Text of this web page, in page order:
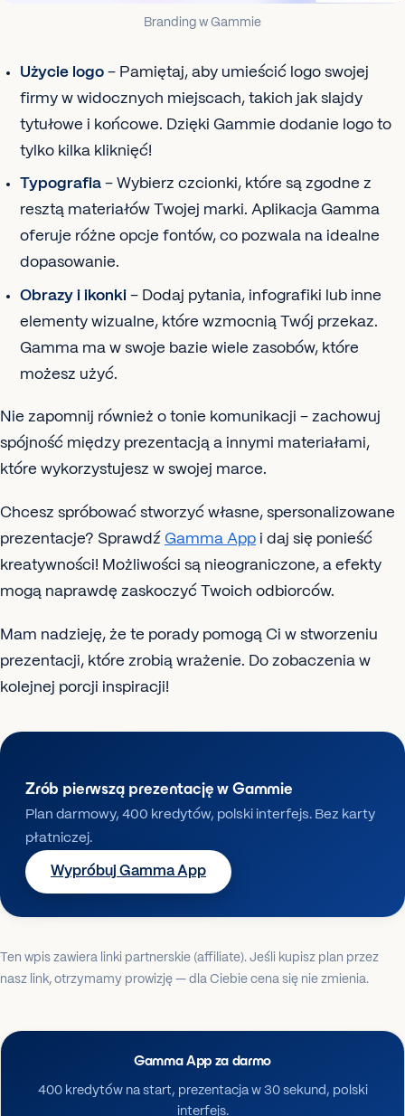
Branding w Gammie
Użycie logo – Pamiętaj, aby umieścić logo swojej
firmy w widocznych miejscach, takich jak slajdy
tytułowe i końcowe. Dzięki Gammie dodanie logo to
tylko kilka kliknięć!
Typografia – Wybierz czcionki, które są zgodne z
resztą materiałów Twojej marki. Aplikacja Gamma
oferuje różne opcje fontów, co pozwala na idealne
dopasowanie.
Obrazy i ikonki – Dodaj pytania, infografiki lub inne
elementy wizualne, które wzmocnią Twój przekaz.
Gamma ma w swoje bazie wiele zasobów, które
możesz użyć.
Nie zapomnij również o tonie komunikacji – zachowuj
spójność między prezentacją a innymi materiałami,
które wykorzystujesz w swojej marce.
Chcesz spróbować stworzyć własne, spersonalizowane
prezentacje? Sprawdź Gamma App i daj się ponieść
kreatywności! Możliwości są nieograniczone, a efekty
mogą naprawdę zaskoczyć Twoich odbiorców.
Mam nadzieję, że te porady pomogą Ci w stworzeniu
prezentacji, które zrobią wrażenie. Do zobaczenia w
kolejnej porcji inspiracji!
Zrób pierwszą prezentację w Gammie
Plan darmowy, 400 kredytów, polski interfejs. Bez karty
płatniczej.
Wypróbuj Gamma App
Ten wpis zawiera linki partnerskie (affiliate). Jeśli kupisz plan przez
nasz link, otrzymamy prowizję — dla Ciebie cena się nie zmienia.
Gamma App za darmo
400 kredytów na start, prezentacja w 30 sekund, polski
interfejs.